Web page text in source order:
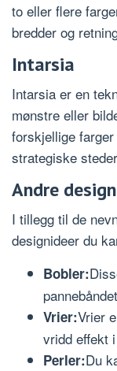
to eller flere
bredder og
Intarsia
Intarsia er en
mønstre eller
forskjellige
strategiske
Andre
I tillegg til de
designideer du
Bobler:
Vrier:Vrier
vridd effekt
Perler:Du